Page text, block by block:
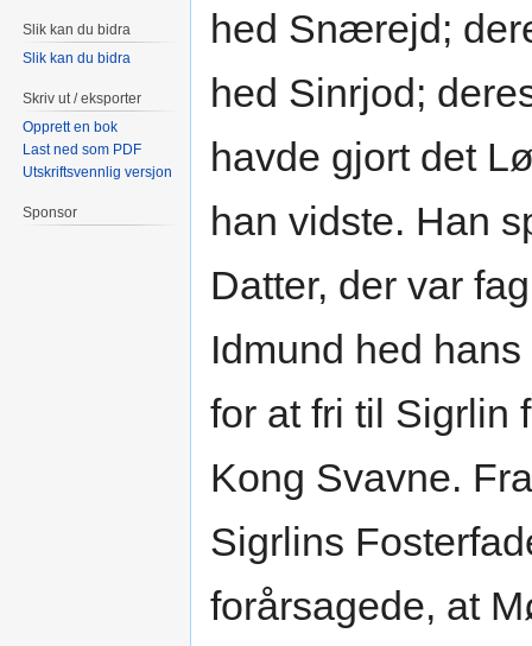
hed Snærejd;
hed Sinrjod;
havde gjort det
han vidste. Han
Datter, der var
Idmund hed
for at fri til Sigrlin
Kong Svavne.
Sigrlins
forårsagede, at
Slik kan du bidra
Slik kan du bidra
Skriv ut / eksporter
Opprett en bok
Last ned som PDF
Utskriftsvennlig versjon
Sponsor